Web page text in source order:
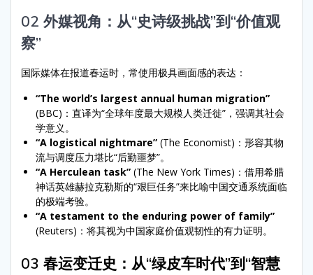
02 外媒视角：从“史诗级挑战”到“价值观
察”
国际媒体在报道春运时，常使用极具画面感的表达：
“The world’s largest annual human migration”
(BBC)：直译为“全球年度最大规模人类迁徙”，强调其社会
学意义。
“A logistical nightmare” (The Economist)：形容其物
流与调度压力堪比“后勤噩梦”。
“A Herculean task” (The New York Times)：借用希腊
神话英雄赫拉克勒斯的“艰巨任务”来比喻中国交通系统面临
的极端考验。
“A testament to the enduring power of family”
(Reuters)：将其视为中国家庭价值观韧性的有力证明。
03 春运变迁史：从“绿皮车时代”到“智慧